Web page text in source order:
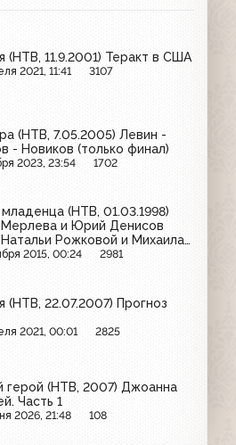
(НТВ, 11.9.2001) Теракт в США
2021, 11:41 3107
(НТВ, 7.05.2005) Левин -
- Новиков (только финал)
2023, 23:54 1702
(НТВ, 01.03.1998)
Мерлева и Юрий Денисов
Рожковой и Михаила
Шляхты
2015, 00:24 2981
(НТВ, 22.07.2007) Прогноз
2021, 00:01 2825
герой (НТВ, 2007) Джоанна
Часть 1
2026, 21:48 108